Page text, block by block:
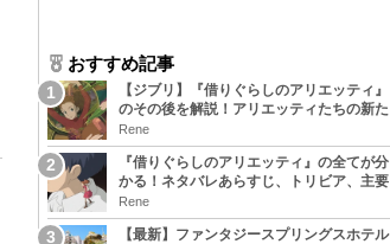
おすすめ記事
【ジブリ】『借りぐらしのアリエッティ』
のその後を解説！アリエッティたちの新た
な住処は？翔の病気は治る？
Rene
『借りぐらしのアリエッティ』の全てが分
かる！ネタバレあらすじ、トリビア、主要
キャラまとめ！
Rene
【最新】ファンタジースプリングスホテル